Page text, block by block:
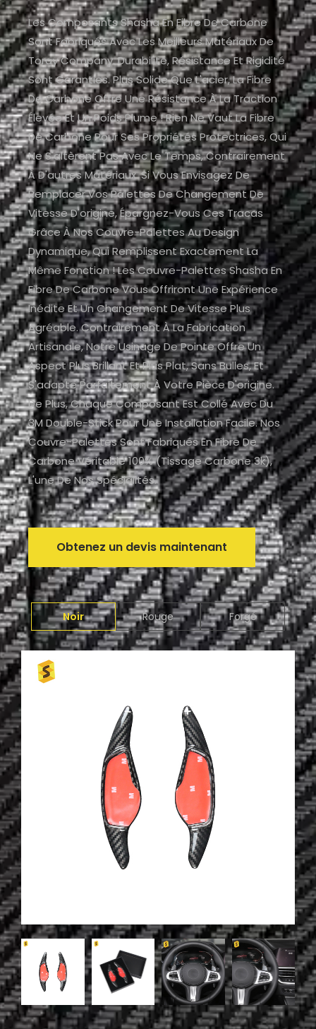
Les Composants Shasha En Fibre De Carbone
Sont Fabriqués Avec Les Meilleurs Matériaux De
Toray Company. Durabilité, Résistance Et Rigidité
Sont Garanties. Plus Solide Que L'acier, La Fibre
De Carbone Offre Une Résistance À La Traction
Élevée Et Un Poids Plume ! Rien Ne Vaut La Fibre
De Carbone Pour Ses Propriétés Protectrices, Qui
Ne S'altèrent Pas Avec Le Temps, Contrairement
À D'autres Matériaux. Si Vous Envisagez De
Remplacer Vos Palettes De Changement De
Vitesse D'origine, Épargnez-Vous Ces Tracas
Grâce À Nos Couvre-Palettes Au Design
Dynamique, Qui Remplissent Exactement La
Même Fonction ! Les Couvre-Palettes Shasha En
Fibre De Carbone Vous Offriront Une Expérience
Inédite Et Un Changement De Vitesse Plus
Agréable. Contrairement À La Fabrication
Artisanale, Notre Usinage De Pointe Offre Un
Aspect Plus Brillant Et Plus Plat, Sans Bulles, Et
S'adapte Parfaitement À Votre Pièce D'origine.
De Plus, Chaque Composant Est Collé Avec Du
3M Double-Stick Pour Une Installation Facile. Nos
Couvre-Palettes Sont Fabriqués En Fibre De
Carbone Véritable 100% (tissage Carbone 3k),
L'une De Nos Spécialités.
Obtenez un devis maintenant
Noir Rouge Forgé